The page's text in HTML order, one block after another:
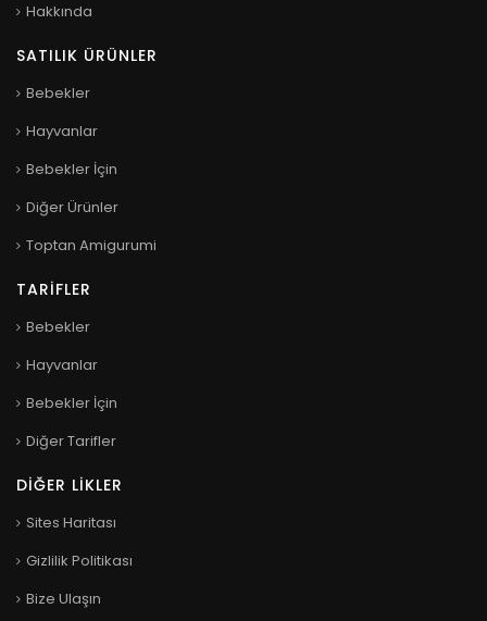
Hakkında
SATILIK ÜRÜNLER
Bebekler
Hayvanlar
Bebekler İçin
Diğer Ürünler
Toptan Amigurumi
TARIFLER
Bebekler
Hayvanlar
Bebekler İçin
Diğer Tarifler
DIĞER LIKLER
Sites Haritası
Gizlilik Politikası
Bize Ulaşın